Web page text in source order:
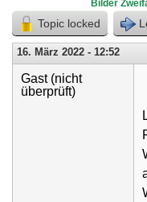
Bilder
Topic locked
16. März 2022 - 12:52
Gast (nicht
überprüft)